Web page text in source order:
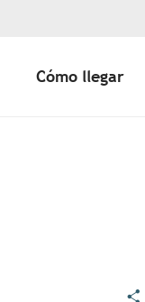
Cómo llegar